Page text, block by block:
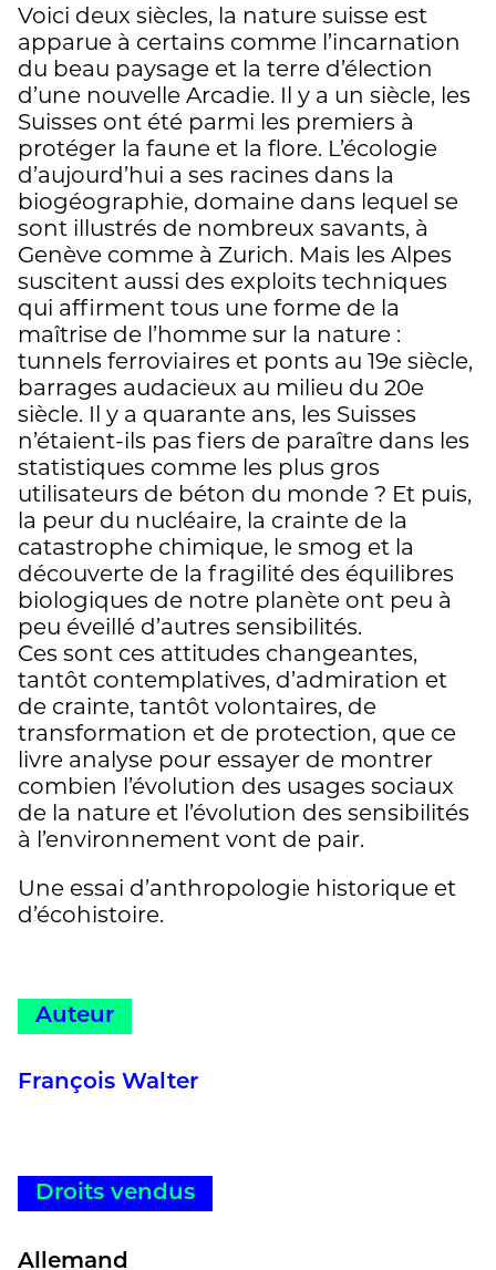
Voici deux siècles, la nature suisse est
apparue à certains comme l’incarnation
du beau paysage et la terre d’élection
d’une nouvelle Arcadie. Il y a un siècle, les
Suisses ont été parmi les premiers à
protéger la faune et la flore. L’écologie
d’aujourd’hui a ses racines dans la
biogéographie, domaine dans lequel se
sont illustrés de nombreux savants, à
Genève comme à Zurich. Mais les Alpes
suscitent aussi des exploits techniques
qui affirment tous une forme de la
maîtrise de l’homme sur la nature :
tunnels ferroviaires et ponts au 19e siècle,
barrages audacieux au milieu du 20e
siècle. Il y a quarante ans, les Suisses
n’étaient-ils pas fiers de paraître dans les
statistiques comme les plus gros
utilisateurs de béton du monde ? Et puis,
la peur du nucléaire, la crainte de la
catastrophe chimique, le smog et la
découverte de la fragilité des équilibres
biologiques de notre planète ont peu à
peu éveillé d’autres sensibilités.
Ces sont ces attitudes changeantes,
tantôt contemplatives, d’admiration et
de crainte, tantôt volontaires, de
transformation et de protection, que ce
livre analyse pour essayer de montrer
combien l’évolution des usages sociaux
de la nature et l’évolution des sensibilités
à l’environnement vont de pair.
Une essai d’anthropologie historique et
d’écohistoire.
Auteur
François Walter
Droits vendus
Allemand